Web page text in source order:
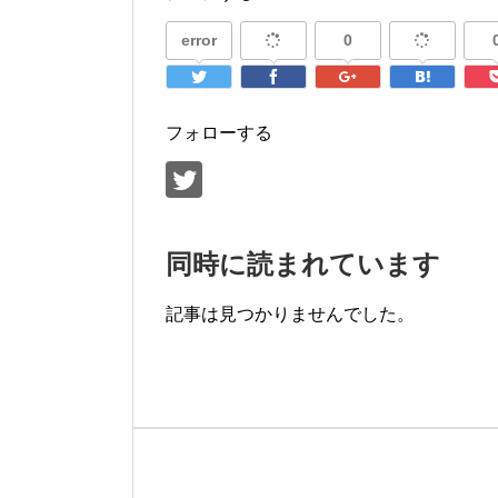
error 0
フォローする
同時に読まれています
記事は見つかりませんでした。